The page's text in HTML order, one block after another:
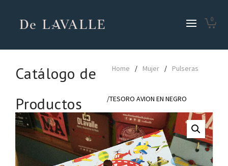
0
Catálogo de
Productos
Home / Mujer / Pulseras
/TESORO AVION EN NEGRO